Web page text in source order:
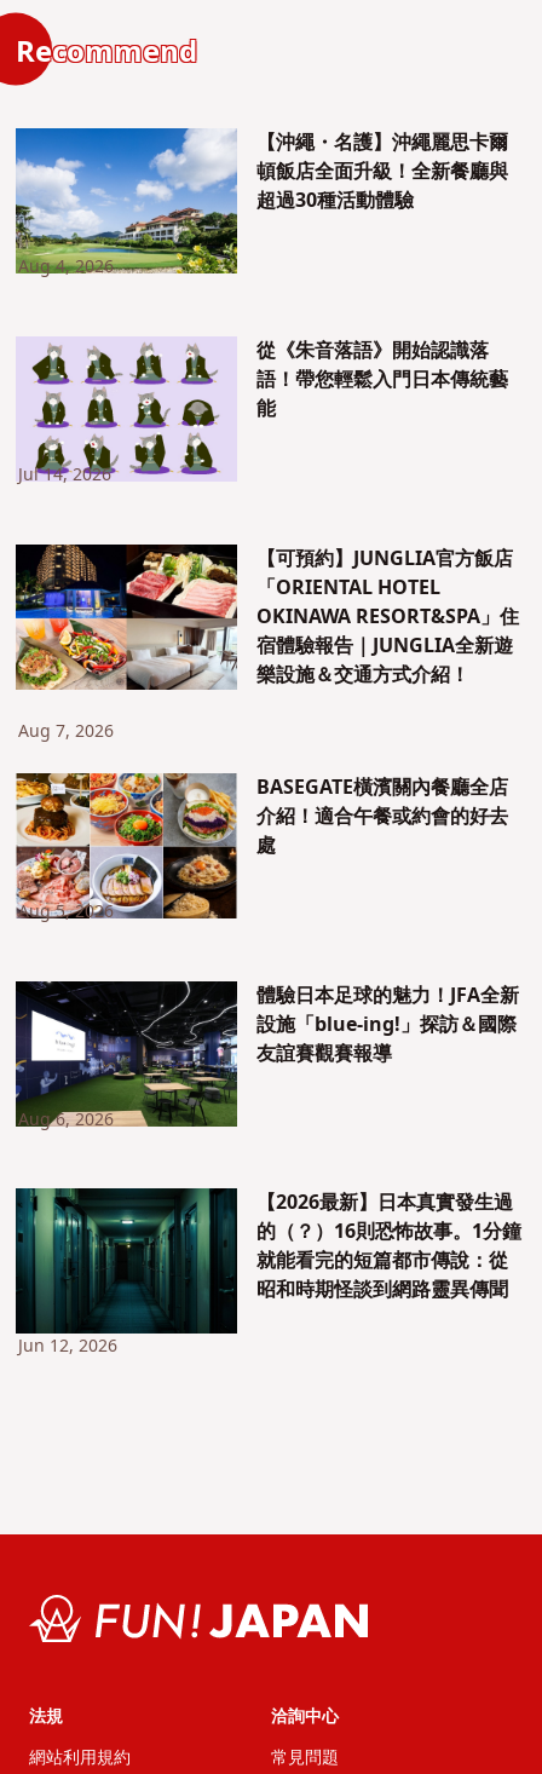
Recommend
【沖繩・名護】沖繩麗思卡爾
頓飯店全面升級！全新餐廳與
超過30種活動體驗
Aug 4, 2026
從《朱音落語》開始認識落
語！帶您輕鬆入門日本傳統藝
能
Jul 14, 2026
【可預約】JUNGLIA官方飯店
「ORIENTAL HOTEL
OKINAWA RESORT&SPA」住
宿體驗報告｜JUNGLIA全新遊
樂設施＆交通方式介紹！
Aug 7, 2026
BASEGATE橫濱關內餐廳全店
介紹！適合午餐或約會的好去
處
Aug 5, 2026
體驗日本足球的魅力！JFA全新
設施「blue-ing!」探訪＆國際
友誼賽觀賽報導
Aug 6, 2026
【2026最新】日本真實發生過
的（？）16則恐怖故事。1分鐘
就能看完的短篇都市傳說：從
昭和時期怪談到網路靈異傳聞
Jun 12, 2026
法規
網站利用規約
洽詢中心
常見問題